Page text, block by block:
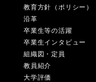
教育方針（ポリシー）
沿革
卒業生等の活躍
卒業生インタビュー
組織図・定員
教員紹介
大学評価